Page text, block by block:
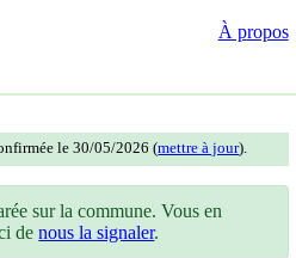
À propos
le 30/05/2026 (mettre à jour).
sur la commune. Vous en
denous la signaler.